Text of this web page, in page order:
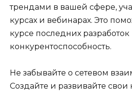
трендами в вашей сфере,
курсах и вебинарах. Это
курсе последних
конкурентоспособность.
Не забывайте о сетевом
Создайте и развивайте свои